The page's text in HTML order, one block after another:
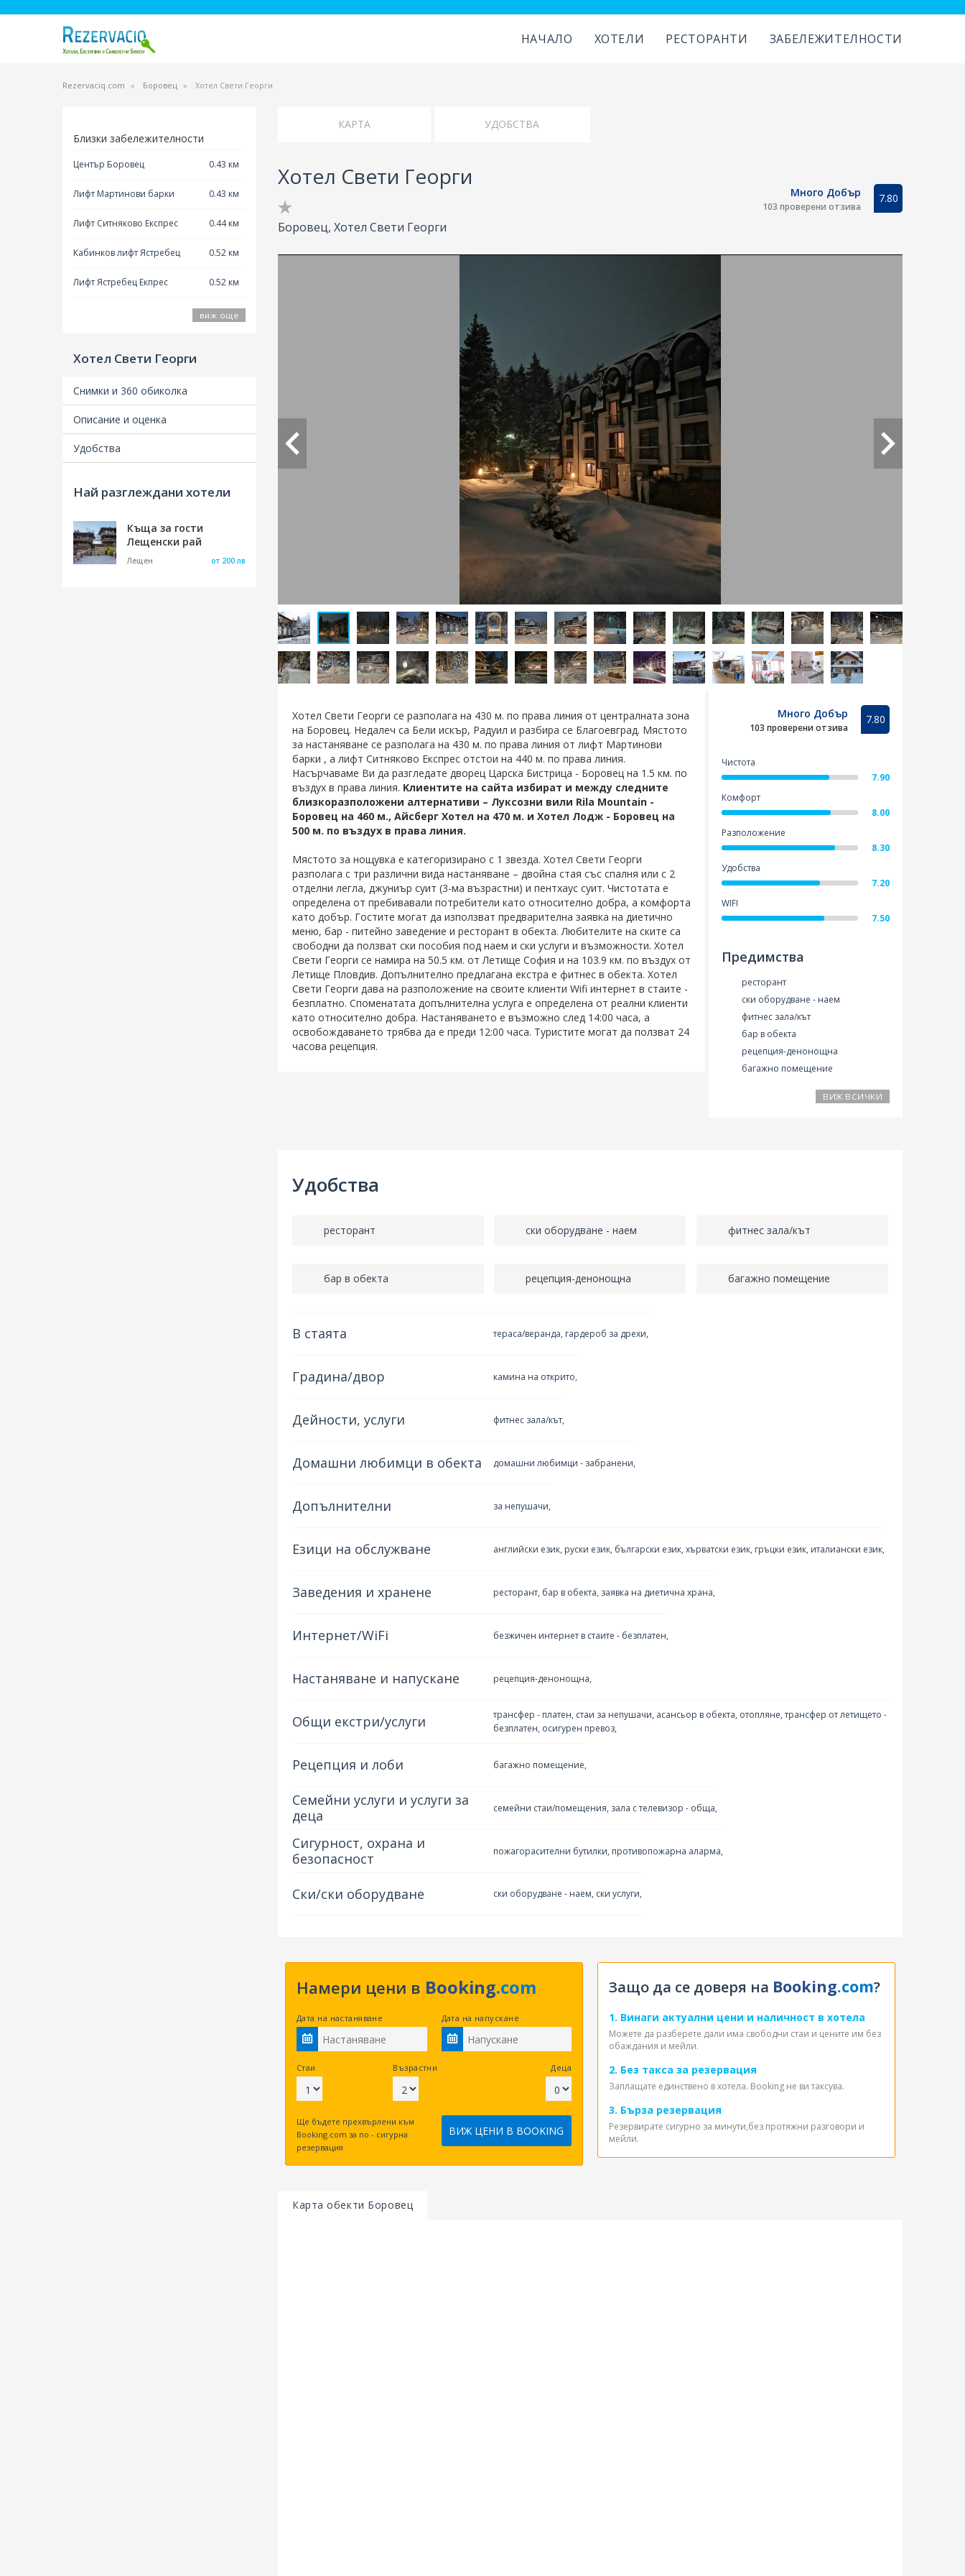
НАЧАЛО ХОТЕЛИ РЕСТОРАНТИ ЗАБЕЛЕЖИТЕЛНОСТИ
Rezervaciq.com Боровец Хотел Свети Георги
Близки забележителности
Център Боровец 0.43 км
Лифт Мартинови барки 0.43 км
Лифт Ситняково Експрес 0.44 км
Кабинков лифт Ястребец 0.52 км
Лифт Ястребец Екпрес 0.52 км
виж още
Хотел Свети Георги
Снимки и 360 обиколка
Описание и оценка
Удобства
Най разглеждани хотели
Къща за гости
Лещенски рай
Лещен от 200 лв
КАРТА УДОБСТВА
Хотел Свети Георги
Боровец, Хотел Свети Георги
Много Добър
103 проверени отзива
7.80
Хотел Свети Георги се разполага на 430 м. по права линия от централната зона
на Боровец. Недалеч са Бели искър, Радуил и разбира се Благоевград. Мястото
за настаняване се разполага на 430 м. по права линия от лифт Мартинови
барки , а лифт Ситняково Експрес отстои на 440 м. по права линия.
Насърчаваме Ви да разгледате дворец Царска Бистрица - Боровец на 1.5 км. по
въздух в права линия. Kлиентите на сайта избират и между следните
близкоразположени алтернативи – Луксозни вили Rila Mountain -
Боровец на 460 м., Айсберг Хотел на 470 м. и Хотел Лодж - Боровец на
500 м. по въздух в права линия.
Мястото за нощувка е категоризирано с 1 звезда. Хотел Свети Георги
разполага с три различни вида настаняване – двойна стая със спалня или с 2
отделни легла, джуниър суит (3-ма възрастни) и пентхаус суит. Чистотата е
определена от пребивавали потребители като относително добра, а комфорта
като добър. Гостите могат да използват предварителна заявка на диетично
меню, бар - питейно заведение и ресторант в обекта. Любителите на ските са
свободни да ползват ски пособия под наем и ски услуги и възможности. Хотел
Свети Георги се намира на 50.5 км. от Летище София и на 103.9 км. по въздух от
Летище Пловдив. Допълнително предлагана екстра е фитнес в обекта. Хотел
Свети Георги дава на разположение на своите клиенти Wifi интернет в стаите -
безплатно. Споменатата допълнителна услуга е определена от реални клиенти
като относително добра. Настаняването е възможно след 14:00 часа, а
освобождаването трябва да е преди 12:00 часа. Туристите могат да ползват 24
часова рецепция.
Много Добър
103 проверени отзива
7.80
Чистота
7.90
Комфорт
8.00
Разположение
8.30
Удобства
7.20
WIFI
7.50
Предимства
ресторант
ски оборудване - наем
фитнес зала/кът
бар в обекта
рецепция-денонощна
багажно помещение
ВИЖ ВСИЧКИ
Удобства
ресторант ски оборудване - наем фитнес зала/кът
бар в обекта рецепция-денонощна багажно помещение
В стаята тераса/веранда, гардероб за дрехи,
Градина/двор камина на открито,
Дейности, услуги фитнес зала/кът,
Домашни любимци в обекта домашни любимци - забранени,
Допълнителни за непушачи,
Езици на обслужване английски език, руски език, български език, хърватски език, гръцки език, италиански език,
Заведения и хранене ресторант, бар в обекта, заявка на диетична храна,
Интернет/WiFi безжичен интернет в стаите - безплатен,
Настаняване и напускане рецепция-денонощна,
Общи екстри/услуги
трансфер - платен, стаи за непушачи, асансьор в обекта, отопляне, трансфер от летището -
безплатен, осигурен превоз,
Рецепция и лоби багажно помещение,
Семейни услуги и услуги за
деца
семейни стаи/помещения, зала с телевизор - обща,
Сигурност, охрана и
безопасност
пожагорасителни бутилки, противопожарна аларма,
Ски/ски оборудване ски оборудване - наем, ски услуги,
Намери цени в Booking.com
Дата на настаняване Дата на напускане
Стаи Възрастни Деца
Ще бъдете прехвърлени към
Booking.com за по - сигурна
резервация
ВИЖ ЦЕНИ В BOOKING
Защо да се доверя на Booking.com?
1. Винаги актуални цени и наличност в хотела
Можете да разберете дали има свободни стаи и цените им без
обаждания и мейли.
2. Без такса за резервация
Заплащате единствено в хотела. Booking не ви таксува.
3. Бърза резервация
Резервирате сигурно за минути,без протяжни разговори и
мейли.
Карта обекти Боровец